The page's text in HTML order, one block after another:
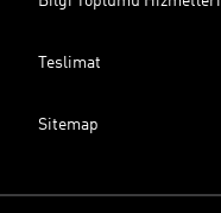
Teslimat
Sitemap